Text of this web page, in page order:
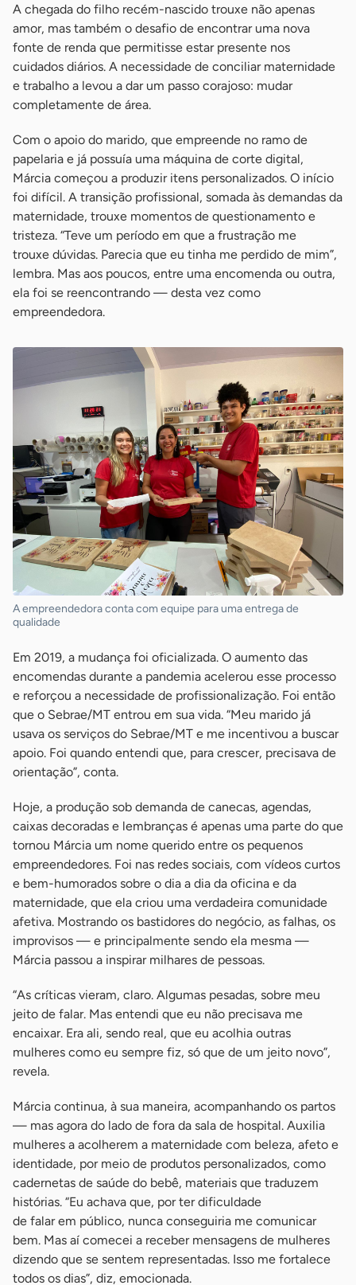
A chegada do filho recém-nascido trouxe não apenas
amor, mas também o desafio de encontrar uma nova
fonte de renda que permitisse estar presente nos
cuidados diários. A necessidade de conciliar maternidade
e trabalho a levou a dar um passo corajoso: mudar
completamente de área.
Com o apoio do marido, que empreende no ramo de
papelaria e já possuía uma máquina de corte digital,
Márcia começou a produzir itens personalizados. O início
foi difícil. A transição profissional, somada às demandas da
maternidade, trouxe momentos de questionamento e
tristeza. “Teve um período em que a frustração me
trouxe dúvidas. Parecia que eu tinha me perdido de mim”,
lembra. Mas aos poucos, entre uma encomenda ou outra,
ela foi se reencontrando — desta vez como
empreendedora.
A empreendedora conta com equipe para uma entrega de
qualidade
Em 2019, a mudança foi oficializada. O aumento das
encomendas durante a pandemia acelerou esse processo
e reforçou a necessidade de profissionalização. Foi então
que o Sebrae/MT entrou em sua vida. “Meu marido já
usava os serviços do Sebrae/MT e me incentivou a buscar
apoio. Foi quando entendi que, para crescer, precisava de
orientação”, conta.
Hoje, a produção sob demanda de canecas, agendas,
caixas decoradas e lembranças é apenas uma parte do que
tornou Márcia um nome querido entre os pequenos
empreendedores. Foi nas redes sociais, com vídeos curtos
e bem-humorados sobre o dia a dia da oficina e da
maternidade, que ela criou uma verdadeira comunidade
afetiva. Mostrando os bastidores do negócio, as falhas, os
improvisos — e principalmente sendo ela mesma —
Márcia passou a inspirar milhares de pessoas.
“As críticas vieram, claro. Algumas pesadas, sobre meu
jeito de falar. Mas entendi que eu não precisava me
encaixar. Era ali, sendo real, que eu acolhia outras
mulheres como eu sempre fiz, só que de um jeito novo”,
revela.
Márcia continua, à sua maneira, acompanhando os partos
— mas agora do lado de fora da sala de hospital. Auxilia
mulheres a acolherem a maternidade com beleza, afeto e
identidade, por meio de produtos personalizados, como
cadernetas de saúde do bebê, materiais que traduzem
histórias. “Eu achava que, por ter dificuldade
de falar em público, nunca conseguiria me comunicar
bem. Mas aí comecei a receber mensagens de mulheres
dizendo que se sentem representadas. Isso me fortalece
todos os dias”, diz, emocionada.